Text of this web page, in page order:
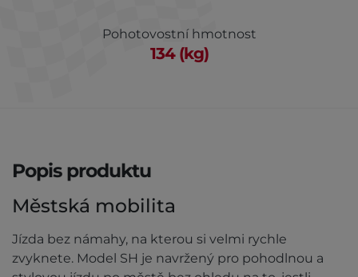
Pohotovostní hmotnost
134 (kg)
Popis produktu
Městská mobilita
Jízda bez námahy, na kterou si velmi rychle
zvyknete. Model SH je navržený pro pohodlnou a